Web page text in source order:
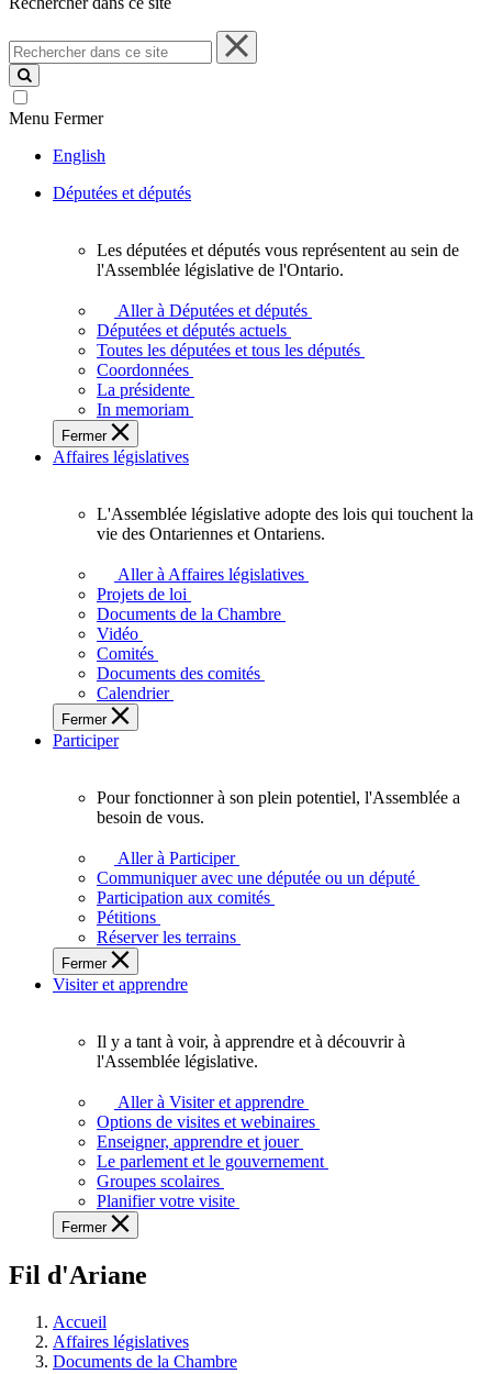
Rechercher
dans
ce
site
Menu Fermer
English
Députées et députés
députés
vous
représentent
sein
de
l'Assemblée
législative
l'Ontario.
Les députées et députés vous représentent au sein de
l'Assemblée législative de l'Ontario.
Aller à Députées et députés
Députées et députés actuels
Toutes les députées et tous les députés
Coordonnées
La présidente
In memoriam
Fermer
Affaires législatives
L'Assemblée
adopte
touchent
des
Ontariennes
et
L'Assemblée législative adopte des lois qui touchent la
vie des Ontariennes et Ontariens.
Aller à Affaires législatives
Projets de loi
Documents de la Chambre
Vidéo
Comités
Documents des comités
Calendrier
Fermer
Participer
plein
potentiel,
l'Assemblée
a
besoin
de
Pour fonctionner à son plein potentiel, l'Assemblée a
besoin de vous.
Aller à Participer
Communiquer avec une députée ou un député
Participation aux comités
Pétitions
Réserver les terrains
Fermer
Visiter et apprendre
voir,
apprendre
et
à
à
législative.
Il y a tant à voir, à apprendre et à découvrir à
l'Assemblée législative.
Aller à Visiter et apprendre
Options de visites et webinaires
Enseigner, apprendre et jouer
Le parlement et le gouvernement
Groupes scolaires
Planifier votre visite
Fermer
Fil d'Ariane
Accueil
Affaires législatives
Documents de la Chambre